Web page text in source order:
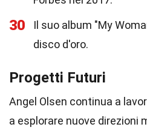
30
Il suo album "My
disco d'oro.
Progetti Futuri
Angel Olsen continua a
a esplorare nuove direzioni